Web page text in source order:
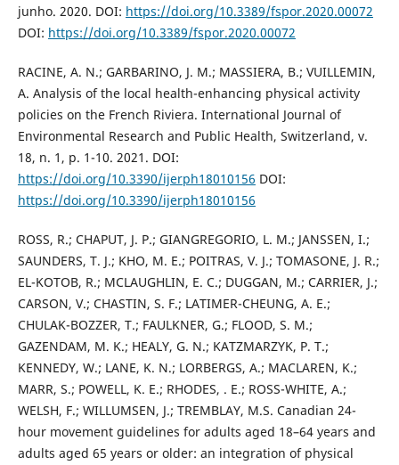
junho. 2020. DOI: https://doi.org/10.3389/fspor.2020.00072
DOI: https://doi.org/10.3389/fspor.2020.00072
RACINE, A. N.; GARBARINO, J. M.; MASSIERA, B.; VUILLEMIN,
A. Analysis of the local health-enhancing physical activity
policies on the French Riviera. International Journal of
Environmental Research and Public Health, Switzerland, v.
18, n. 1, p. 1-10. 2021. DOI:
https://doi.org/10.3390/ijerph18010156 DOI:
https://doi.org/10.3390/ijerph18010156
ROSS, R.; CHAPUT, J. P.; GIANGREGORIO, L. M.; JANSSEN, I.;
SAUNDERS, T. J.; KHO, M. E.; POITRAS, V. J.; TOMASONE, J. R.;
EL-KOTOB, R.; MCLAUGHLIN, E. C.; DUGGAN, M.; CARRIER, J.;
CARSON, V.; CHASTIN, S. F.; LATIMER-CHEUNG, A. E.;
CHULAK-BOZZER, T.; FAULKNER, G.; FLOOD, S. M.;
GAZENDAM, M. K.; HEALY, G. N.; KATZMARZYK, P. T.;
KENNEDY, W.; LANE, K. N.; LORBERGS, A.; MACLAREN, K.;
MARR, S.; POWELL, K. E.; RHODES, . E.; ROSS-WHITE, A.;
WELSH, F.; WILLUMSEN, J.; TREMBLAY, M.S. Canadian 24-
hour movement guidelines for adults aged 18–64 years and
adults aged 65 years or older: an integration of physical